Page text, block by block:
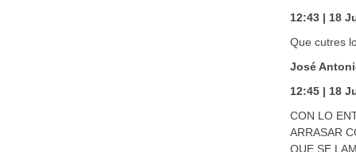
12:43 | 18
Que cutres
José
12:45 | 18
CON LO
ARRASAR
QUE SE